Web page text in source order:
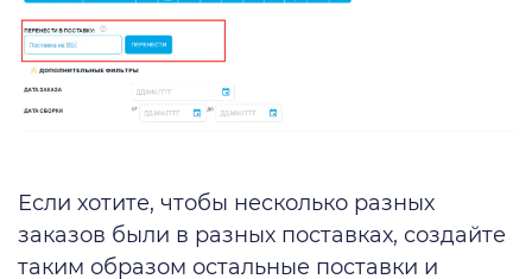
Если хотите, чтобы несколько разных
заказов были в разных поставках, создайте
таким образом остальные поставки и